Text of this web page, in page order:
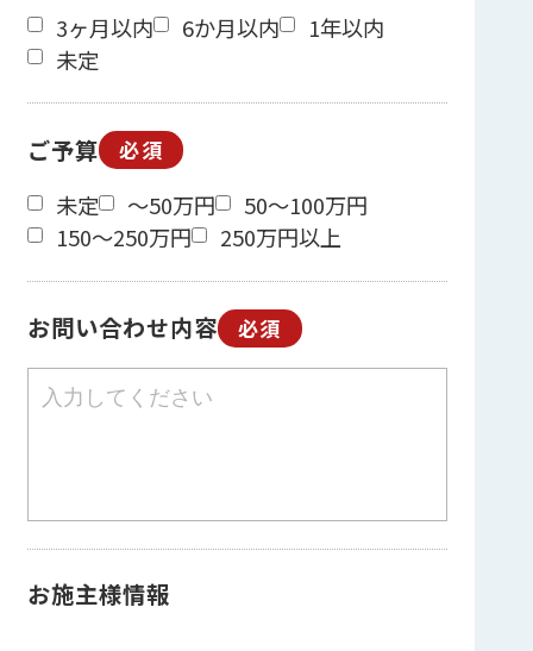
3ヶ月以内 6か月以内
1年以内
未定
ご予算 必須
未定 ～50万円
50～100万円
150～250万円
250万円以上
お問い合わせ内容 必須
お施主様情報